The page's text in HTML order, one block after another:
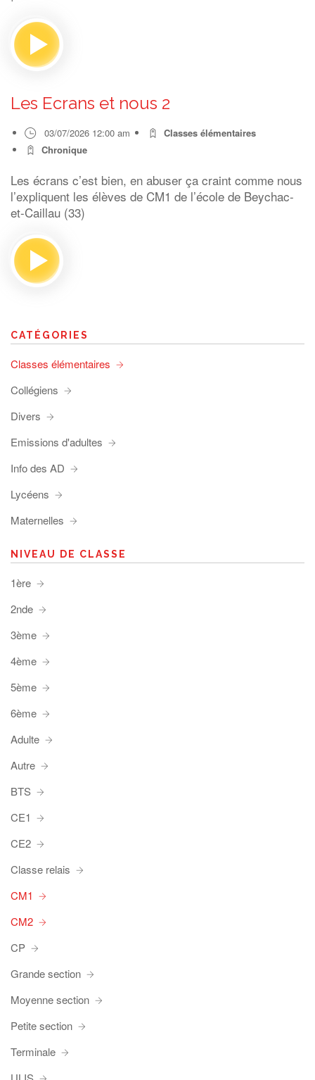
Les Ecrans et nous 2
03/07/2026 12:00 am
Classes élémentaires
Chronique
Les écrans c’est bien, en abuser ça craint comme nous
l’expliquent les élèves de CM1 de l’école de Beychac-
et-Caillau (33)
CATÉGORIES
Classes élémentaires
Collégiens
Divers
Emissions d'adultes
Info des AD
Lycéens
Maternelles
NIVEAU DE CLASSE
1ère
2nde
3ème
4ème
5ème
6ème
Adulte
Autre
BTS
CE1
CE2
Classe relais
CM1
CM2
CP
Grande section
Moyenne section
Petite section
Terminale